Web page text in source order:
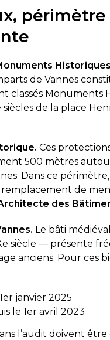
de Vannes
classés Monuments
siècles de la place
Ces
500 mètres
Dans ce
de
des
Le bâti
siècle — présente
anciens. Pour
janvier 2025
le 1er avril 2023
l’audit doivent